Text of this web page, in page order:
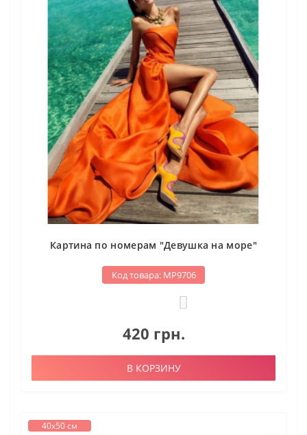
Картина по номерам "Девушка на море"
Код товара: МР9706
420 грн.
В КОРЗИНУ
40х50 см